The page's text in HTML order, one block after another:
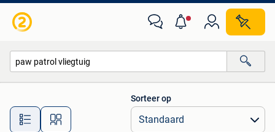
Alle afstanden…
Sorteer op